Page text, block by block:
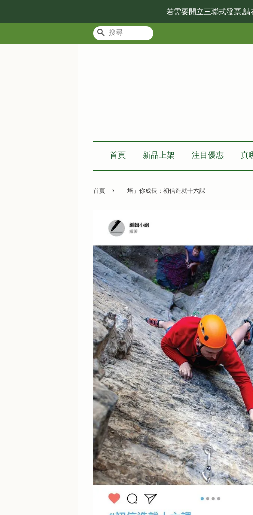
若需要開立三聯式發票,
搜尋
首頁 新品上架 注目優惠 真
首頁 › 「培」你成長：初信造就十六課